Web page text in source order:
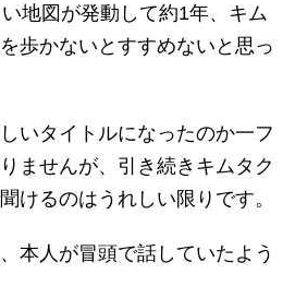
地図が発動して約1年、キム
歩かないとすすめないと思っ
いタイトルになったのか一フ
ませんが、引き続きキムタク
けるのはうれしい限りです。
本人が冒頭で話していたよう